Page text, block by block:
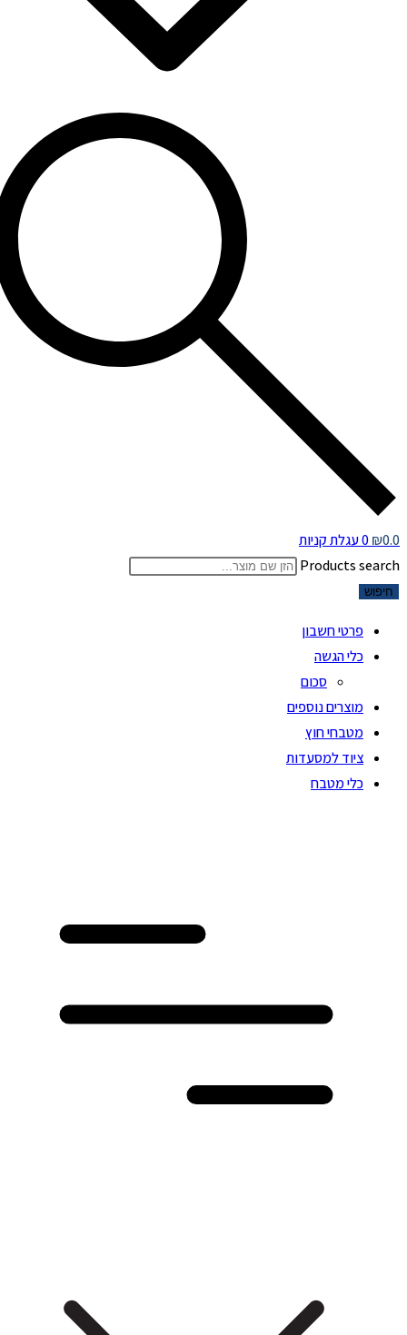
₪0.0
0 עגלת קניות
Products search
חיפוש
פרטי חשבון
כלי הגשה
סכום
מוצרים נוספים
מטבחי חוץ
ציוד למסעדות
כלי מטבח